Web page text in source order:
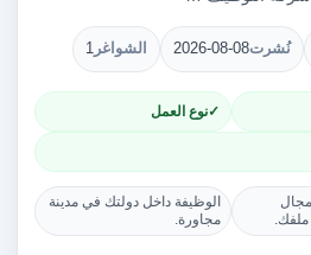
نُشرت2026-08-08 الشواغر 1
نوع العمل
ملفك.
الوظيفة داخل دولتك في مدينة
مجاورة.